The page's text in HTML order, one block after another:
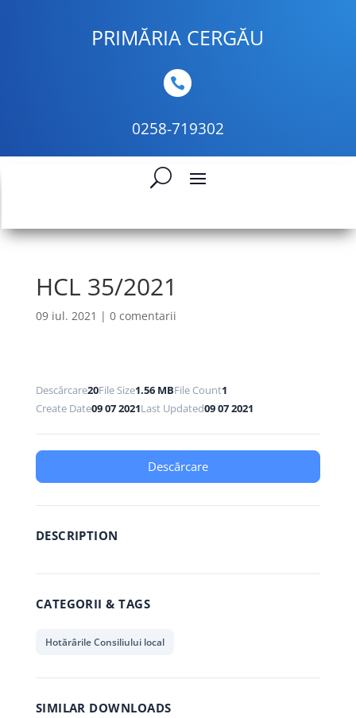
PRIMĂRIA CERGĂU

0258-719302
HCL 35/2021
09 iul. 2021 | 0 comentarii
Descărcare20File Size1.56 MBFile Count1
Create Date09 07 2021Last Updated09 07 2021
Descărcare
DESCRIPTION
CATEGORII & TAGS
Hotărârile Consiliului local
SIMILAR DOWNLOADS